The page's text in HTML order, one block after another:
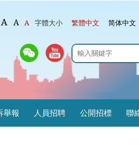
A A A 字體大小 繁體中文 简体中文
舉報 人員招聘 公開招標 聯